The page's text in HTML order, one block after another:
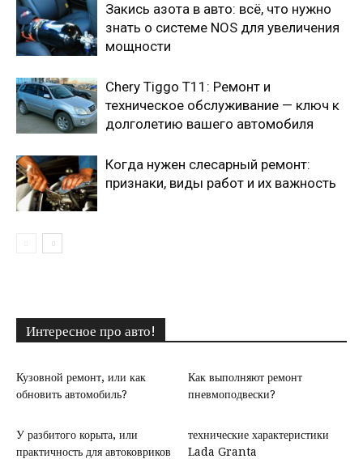
Закись азота в авто: всё, что нужно
знать о системе NOS для увеличения
мощности
Chery Tiggo T11: Ремонт и
техническое обслуживание — ключ к
долголетию вашего автомобиля
Когда нужен слесарный ремонт:
признаки, виды работ и их важность
Интересное про авто!
Кузовной ремонт, или как
обновить автомобиль?
Как выполняют ремонт
пневмоподвески?
У разбитого корыта, или
практичность для автоковриков
технические характеристики
Lada Granta